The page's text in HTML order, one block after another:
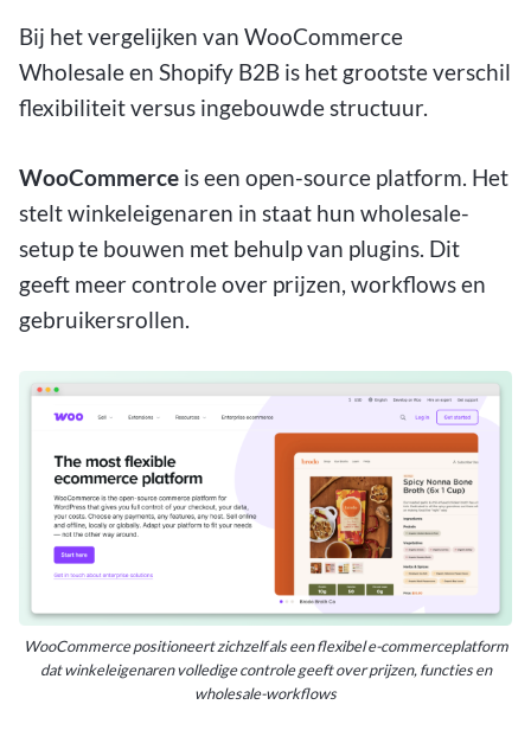
Bij het vergelijken van WooCommerce
Wholesale en Shopify B2B is het grootste verschil
flexibiliteit versus ingebouwde structuur.
WooCommerce is een open-source platform. Het
stelt winkeleigenaren in staat hun wholesale-
setup te bouwen met behulp van plugins. Dit
geeft meer controle over prijzen, workflows en
gebruikersrollen.
WooCommerce positioneert zichzelf als een flexibel e-commerceplatform
dat winkeleigenaren volledige controle geeft over prijzen, functies en
wholesale-workflows